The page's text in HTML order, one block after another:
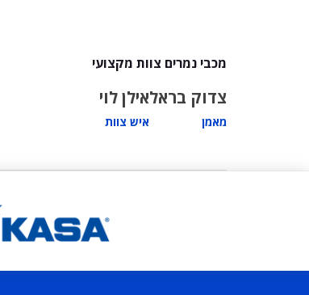
מכבי נמרים צוות מקצועי
צדוק בראל
מאמן
אילן לוי
איש צוות